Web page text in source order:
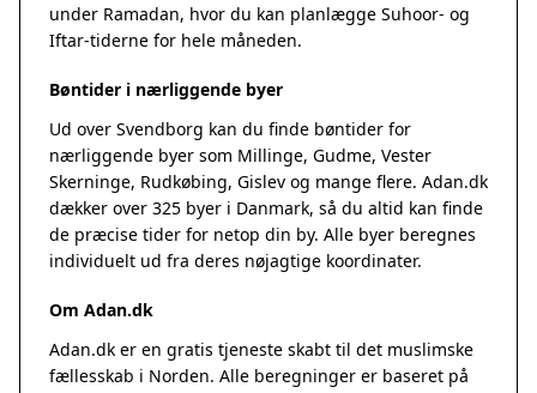
under Ramadan, hvor du kan planlægge Suhoor- og
Iftar-tiderne for hele måneden.
Bøntider i nærliggende byer
Ud over Svendborg kan du finde bøntider for
nærliggende byer som Millinge, Gudme, Vester
Skerninge, Rudkøbing, Gislev og mange flere. Adan.dk
dækker over 325 byer i Danmark, så du altid kan finde
de præcise tider for netop din by. Alle byer beregnes
individuelt ud fra deres nøjagtige koordinater.
Om Adan.dk
Adan.dk er en gratis tjeneste skabt til det muslimske
fællesskab i Norden. Alle beregninger er baseret på